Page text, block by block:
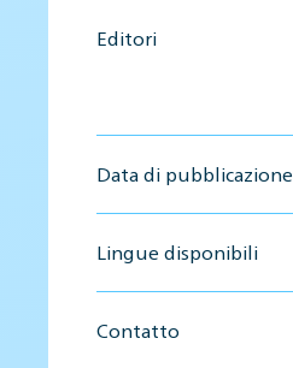
Editori
Data di pubblicazione
Lingue disponibili
Contatto